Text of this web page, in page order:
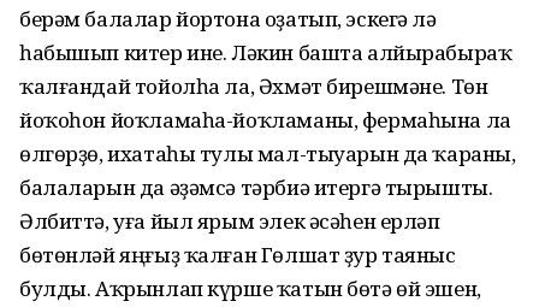
берәм балалар йортона оҙатып, эскегә лә
һабышып китер ине. Ләкин башта алйырабыраҡ
ҡалғандай тойолһа ла, Әхмәт бирешмәне. Төн
йоҡоһон йоҡламаһа-йоҡламаны, фермаһына ла
өлгөрҙө, ихатаһы тулы мал-тыуарын да ҡараны,
балаларын да әҙәмсә тәрбиә итергә тырышты.
Әлбиттә, уға йыл ярым элек әсәһен ерләп
бөтөнләй яңғыҙ ҡалған Гөлшат ҙур таяныс
булды. Аҡрынлап күрше ҡатын бөтә өй эшен,